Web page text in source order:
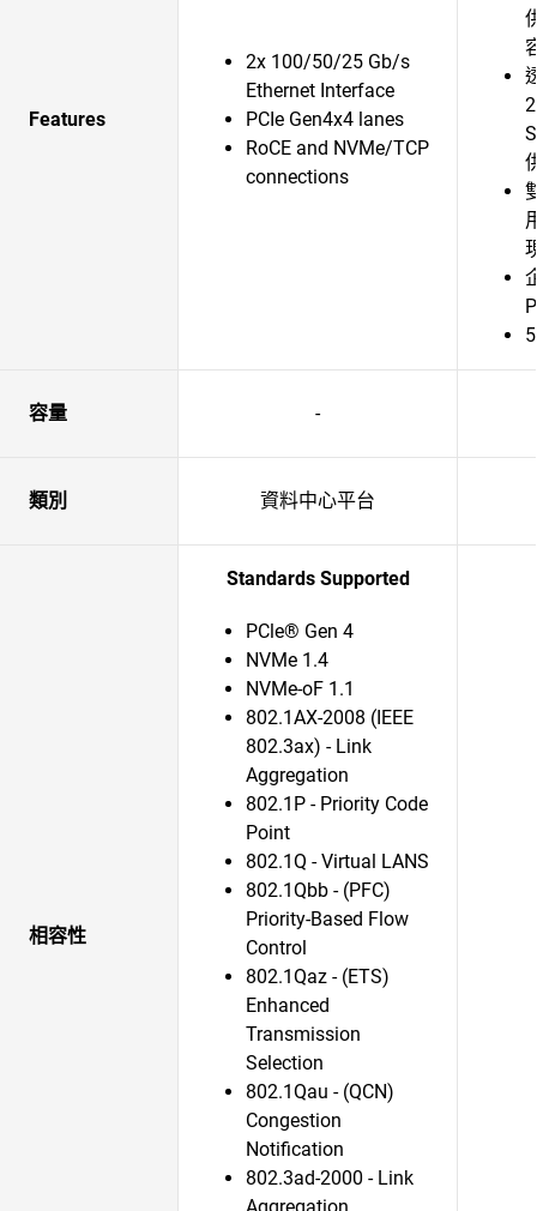
Features
2x 100/50/25 Gb/s
Ethernet Interface
PCIe Gen4x4 lanes
RoCE and NVMe/TCP
connections
容量 -
類別 資料中心平台
相容性
Standards Supported
PCle® Gen 4
NVMe 1.4
NVMe-oF 1.1
802.1AX-2008 (IEEE
802.3ax) - Link
Aggregation
802.1P - Priority Code
Point
802.1Q - Virtual LANS
802.1Qbb - (PFC)
Priority-Based Flow
Control
802.1Qaz - (ETS)
Enhanced
Transmission
Selection
802.1Qau - (QCN)
Congestion
Notification
802.3ad-2000 - Link